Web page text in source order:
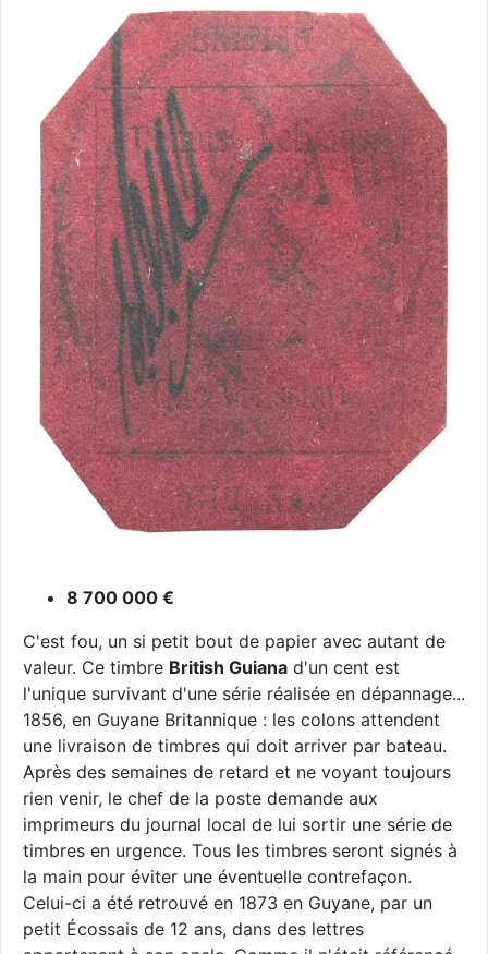
8 700 000 €
C'est fou, un si petit bout de papier avec autant de
valeur. Ce timbre British Guiana d'un cent est
l'unique survivant d'une série réalisée en dépannage...
1856, en Guyane Britannique : les colons attendent
une livraison de timbres qui doit arriver par bateau.
Après des semaines de retard et ne voyant toujours
rien venir, le chef de la poste demande aux
imprimeurs du journal local de lui sortir une série de
timbres en urgence. Tous les timbres seront signés à
la main pour éviter une éventuelle contrefaçon.
Celui-ci a été retrouvé en 1873 en Guyane, par un
petit Écossais de 12 ans, dans des lettres